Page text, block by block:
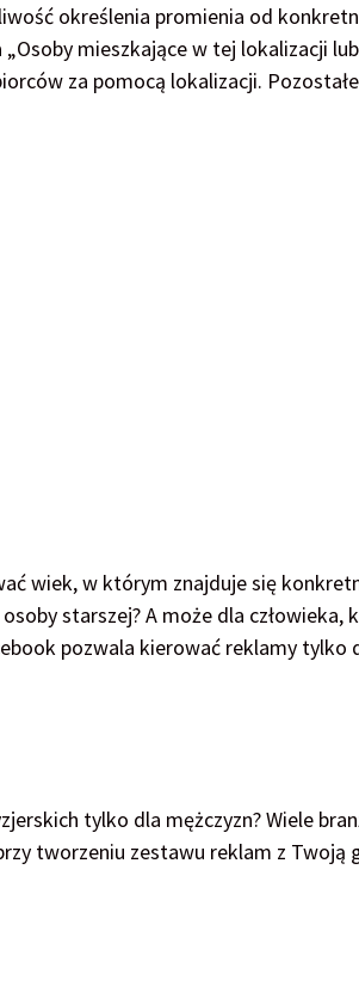
określenia promienia od
mieszkające w tej lokalizacji
za pomocą lokalizacji. Pozostałe
wiek, w którym znajduje się
starszej? A może dla człowieka,
pozwala kierować reklamy tylko
tylko dla mężczyzn? Wiele
tworzeniu zestawu reklam z Twoją